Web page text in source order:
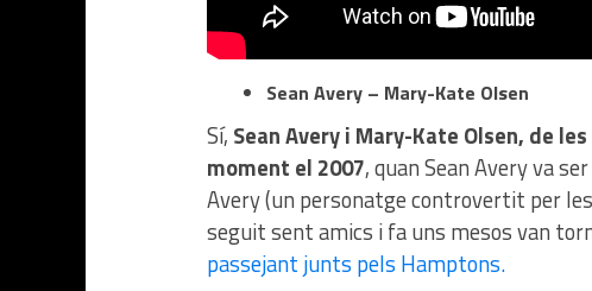
Sean Avery – Mary-Kate Olsen
Sí, Sean Avery i Mary-Kate Olsen, de
moment el 2007, quan Sean Avery va
Avery (un personatge controvertit per
seguit sent amics i fa uns mesos van
passejant junts pels Hamptons.